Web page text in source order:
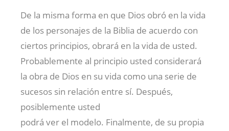
De la misma forma en que Dios obró en la vida
de los personajes de la Biblia de acuerdo con
ciertos principios, obrará en la vida de usted.
Probablemente al principio usted considerará
la obra de Dios en su vida como una serie de
sucesos sin relación entre sí. Después,
posiblemente usted
podrá ver el modelo. Finalmente, de su propia